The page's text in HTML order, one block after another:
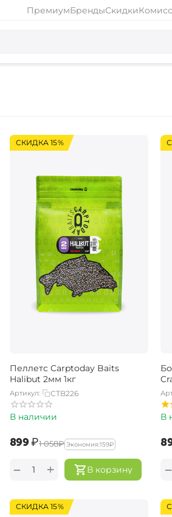
ПремиумБрендыСкидки
СКИДКА 15%
Пеллетс Carptoday Baits
Halibut 2мм 1кг
Артикул: CTB226
В наличии
‍899‍₽‍1 058‍₽ Экономия:‍159‍₽
В корзину
+
−
В
−
СКИДКА 15%